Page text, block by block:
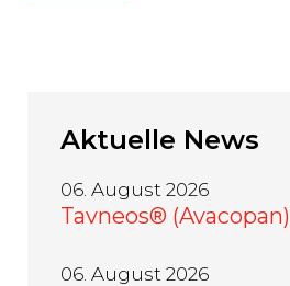
Aktuelle News
06. August 2026
Tavneos® (Avacopan)
06. August 2026